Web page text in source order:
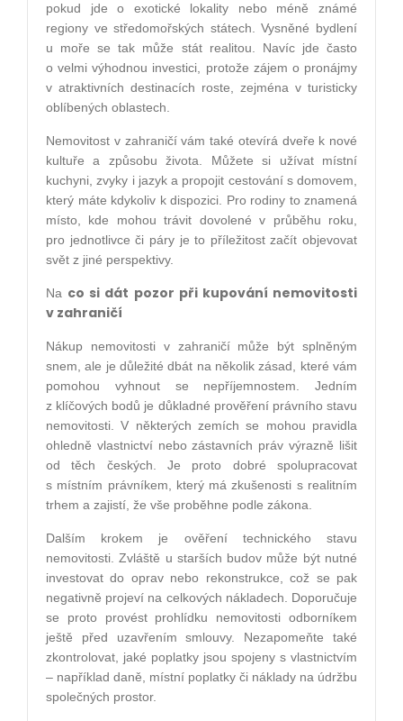
pokud jde o exotické lokality nebo méně známé
regiony ve středomořských státech. Vysněné bydlení
u moře se tak může stát realitou. Navíc jde často
o velmi výhodnou investici, protože zájem o pronájmy
v atraktivních destinacích roste, zejména v turisticky
oblíbených oblastech.
Nemovitost v zahraničí vám také otevírá dveře k nové
kultuře a způsobu života. Můžete si užívat místní
kuchyni, zvyky i jazyk a propojit cestování s domovem,
který máte kdykoliv k dispozici. Pro rodiny to znamená
místo, kde mohou trávit dovolené v průběhu roku,
pro jednotlivce či páry je to příležitost začít objevovat
svět z jiné perspektivy.
Na co si dát pozor při kupování nemovitosti
v zahraničí
Nákup nemovitosti v zahraničí může být splněným
snem, ale je důležité dbát na několik zásad, které vám
pomohou vyhnout se nepříjemnostem. Jedním
z klíčových bodů je důkladné prověření právního stavu
nemovitosti. V některých zemích se mohou pravidla
ohledně vlastnictví nebo zástavních práv výrazně lišit
od těch českých. Je proto dobré spolupracovat
s místním právníkem, který má zkušenosti s realitním
trhem a zajistí, že vše proběhne podle zákona.
Dalším krokem je ověření technického stavu
nemovitosti. Zvláště u starších budov může být nutné
investovat do oprav nebo rekonstrukce, což se pak
negativně projeví na celkových nákladech. Doporučuje
se proto provést prohlídku nemovitosti odborníkem
ještě před uzavřením smlouvy. Nezapomeňte také
zkontrolovat, jaké poplatky jsou spojeny s vlastnictvím
– například daně, místní poplatky či náklady na údržbu
společných prostor.